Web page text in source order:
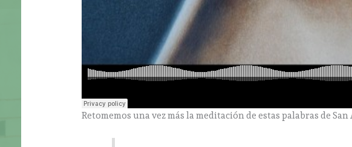
Retomemos una vez más la meditación de estas palabras de